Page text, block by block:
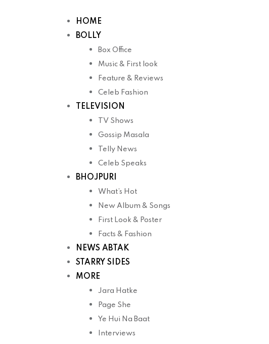
HOME
BOLLY
Box Office
Music & First look
Feature & Reviews
Celeb Fashion
TELEVISION
TV Shows
Gossip Masala
Telly News
Celeb Speaks
BHOJPURI
What’s Hot
New Album & Songs
First Look & Poster
Facts & Fashion
NEWS ABTAK
STARRY SIDES
MORE
Jara Hatke
Page She
Ye Hui Na Baat
Interviews